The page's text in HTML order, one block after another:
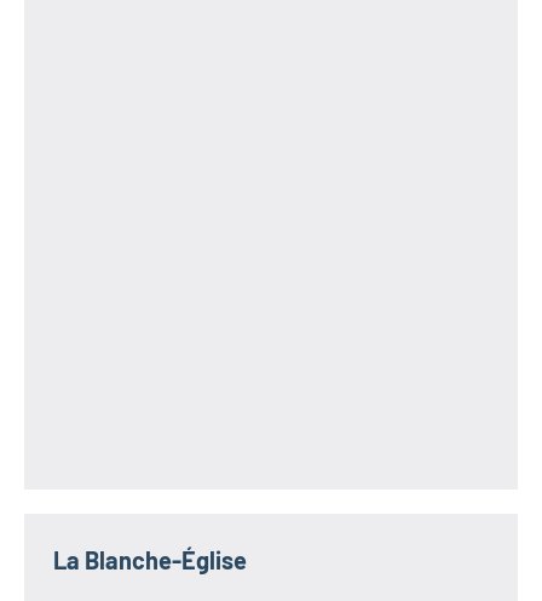
La Blanche-Église